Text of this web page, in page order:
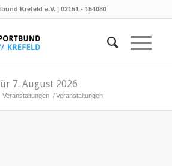
Krefeld e.V. | 02151 - 154080
7. August 2026
Veranstaltungen / Veranstaltungen